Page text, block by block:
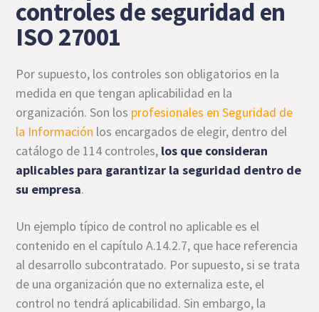
controles de seguridad en
ISO 27001
Por supuesto, los controles son obligatorios en la
medida en que tengan aplicabilidad en la
organización. Son los profesionales en Seguridad de
la Información los encargados de elegir, dentro del
catálogo de 114 controles, los que consideran
aplicables para garantizar la seguridad dentro de
su empresa.
Un ejemplo típico de control no aplicable es el
contenido en el capítulo A.14.2.7, que hace referencia
al desarrollo subcontratado. Por supuesto, si se trata
de una organización que no externaliza este, el
control no tendrá aplicabilidad. Sin embargo, la